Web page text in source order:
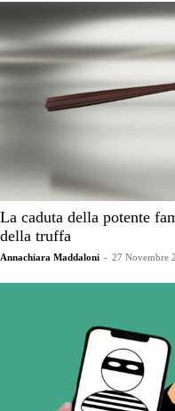
La caduta della potente
della truffa
Annachiara Maddaloni - 27 Novembre